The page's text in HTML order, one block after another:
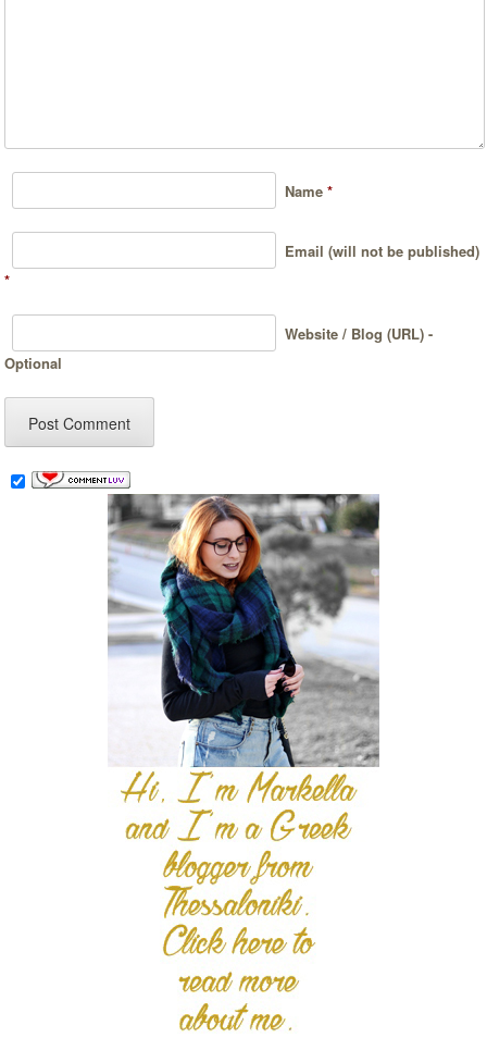
Name*
Email (will not be published)
*
Website / Blog (URL) -
Optional